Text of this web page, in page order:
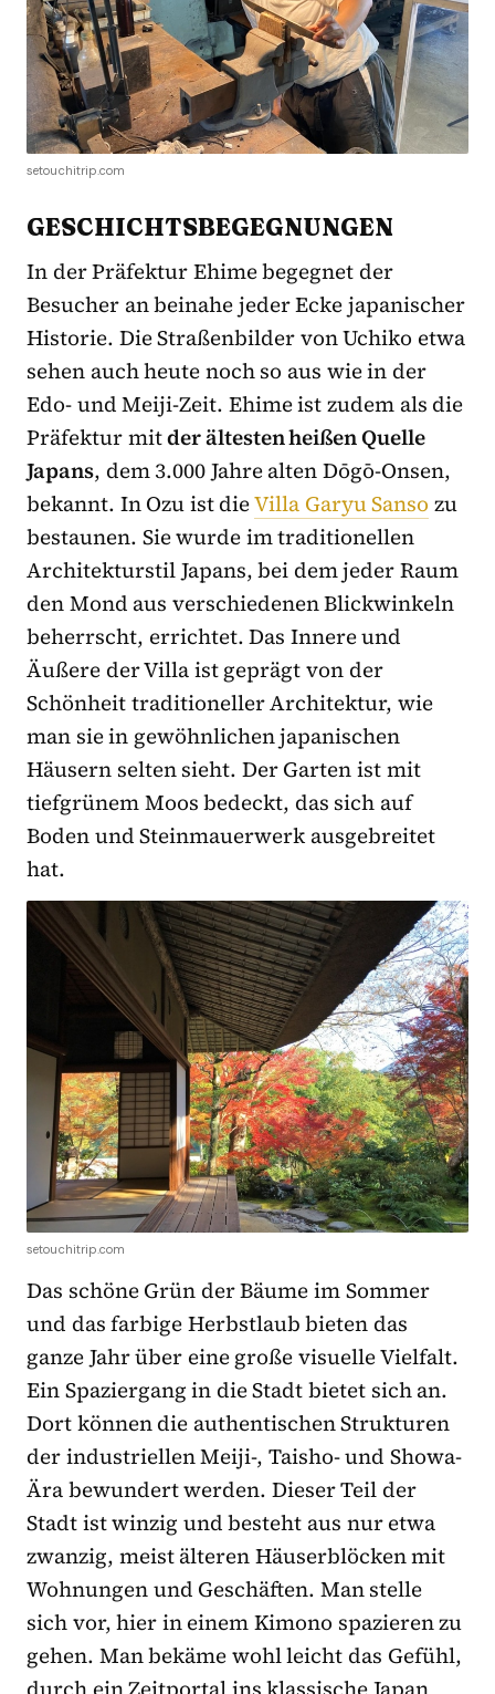
setouchitrip.com
GESCHICHTSBEGEGNUNGEN
In der Präfektur Ehime begegnet der
Besucher an beinahe jeder Ecke japanischer
Historie. Die Straßenbilder von Uchiko etwa
sehen auch heute noch so aus wie in der
Edo- und Meiji-Zeit. Ehime ist zudem als die
Präfektur mitder ältesten heißen Quelle
Japans, dem 3.000 Jahre alten Dōgō-Onsen,
bekannt. In Ozu ist dieVilla Garyu Sanso zu
bestaunen. Sie wurde im traditionellen
Architekturstil Japans, bei dem jeder Raum
den Mond aus verschiedenen Blickwinkeln
beherrscht, errichtet. Das Innere und
Äußere der Villa ist geprägt von der
Schönheit traditioneller Architektur, wie
man sie in gewöhnlichen japanischen
Häusern selten sieht. Der Garten ist mit
tiefgrünem Moos bedeckt, das sich auf
Boden und Steinmauerwerk ausgebreitet
hat.
setouchitrip.com
Das schöne Grün der Bäume im Sommer
und das farbige Herbstlaub bieten das
ganze Jahr über eine große visuelle Vielfalt.
Ein Spaziergang in die Stadt bietet sich an.
Dort können die authentischen Strukturen
der industriellen Meiji-, Taisho- und Showa-
Ära bewundert werden. Dieser Teil der
Stadt ist winzig und besteht aus nur etwa
zwanzig, meist älteren Häuserblöcken mit
Wohnungen und Geschäften. Man stelle
sich vor, hier in einem Kimono spazieren zu
gehen. Man bekäme wohl leicht das Gefühl,
durch ein Zeitportal ins klassische Japan